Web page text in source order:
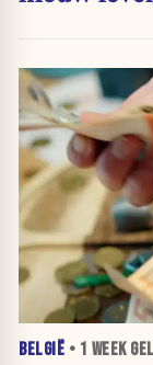
BELGIË • 1 WEEK